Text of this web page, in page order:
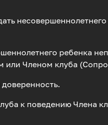
ребенка
или Членом клуба
к поведению Члена